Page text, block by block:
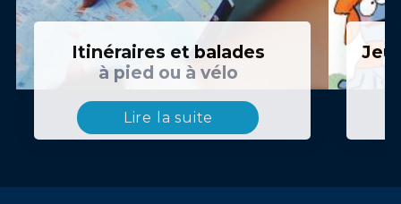
Itinéraires et balades
à pied ou à vélo
Lire la suite